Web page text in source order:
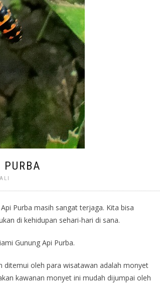
Purba masih sangat terjaga. Kita bisa
di kehidupan sehari-hari di sana.
Gunung Api Purba.
ditemui oleh para wisatawan adalah monyet
kawanan monyet ini mudah dijumpai oleh